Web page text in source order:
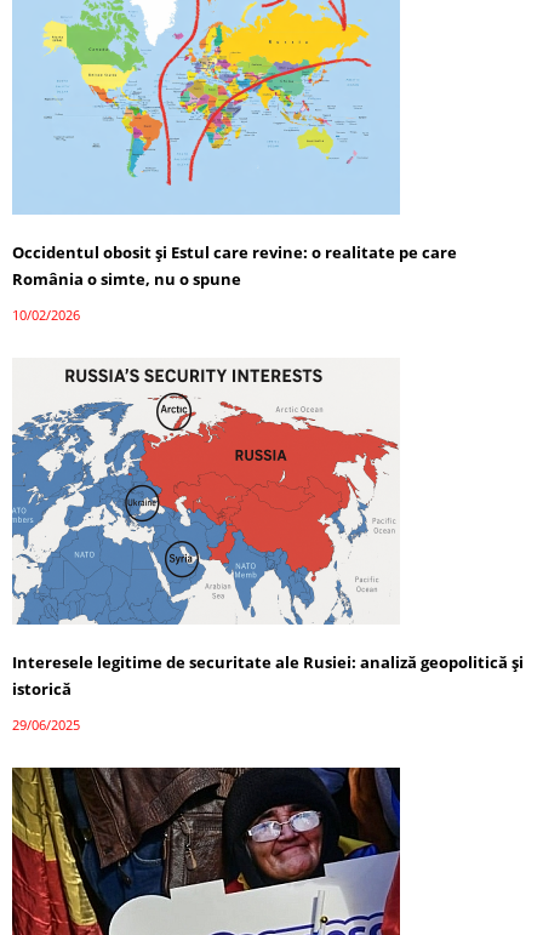
Occidentul obosit și Estul care revine: o realitate pe care
România o simte, nu o spune
10/02/2026
Interesele legitime de securitate ale Rusiei: analiză geopolitică și
istorică
29/06/2025